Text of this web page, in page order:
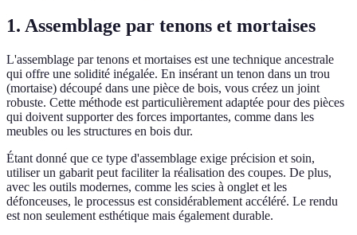
1. Assemblage par tenons et mortaises
L'assemblage par tenons et mortaises est une technique ancestrale
qui offre une solidité inégalée. En insérant un tenon dans un trou
(mortaise) découpé dans une pièce de bois, vous créez un joint
robuste. Cette méthode est particulièrement adaptée pour des pièces
qui doivent supporter des forces importantes, comme dans les
meubles ou les structures en bois dur.
Étant donné que ce type d'assemblage exige précision et soin,
utiliser un gabarit peut faciliter la réalisation des coupes. De plus,
avec les outils modernes, comme les scies à onglet et les
défonceuses, le processus est considérablement accéléré. Le rendu
est non seulement esthétique mais également durable.